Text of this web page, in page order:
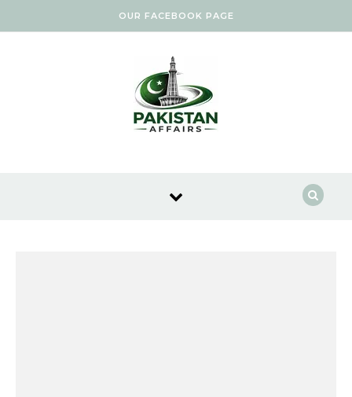
OUR FACEBOOK PAGE